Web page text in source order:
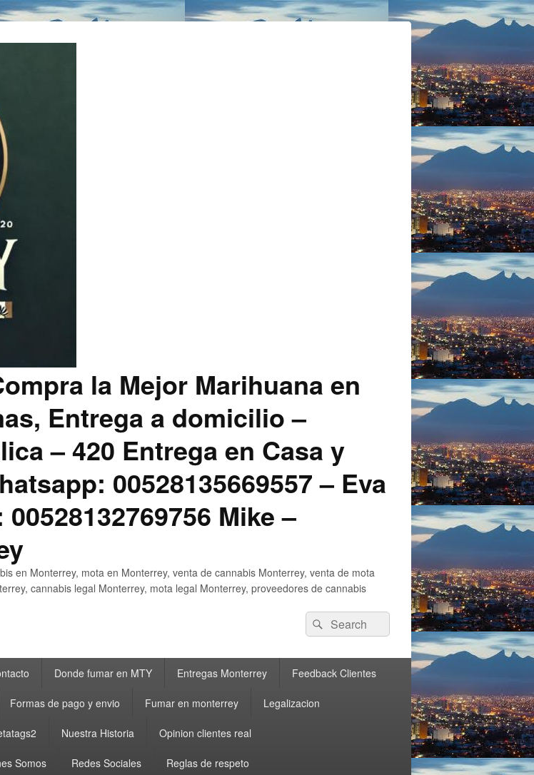
la Mejor Marihuana en
Entrega a domicilio –
– 420 Entrega en Casa y
00528135669557 – Eva
Mike –
en Monterrey, mota en Monterrey, venta de cannabis Monterrey, venta de mota
cannabis legal Monterrey, mota legal Monterrey, proveedores de cannabis
Search
for:
Search
Donde fumar en MTY Entregas Monterrey Feedback Clientes
Formas de pago y envio Fumar en monterrey Legalizacion
Nuestra Historia Opinion clientes real
Somos Redes Sociales Reglas de respeto